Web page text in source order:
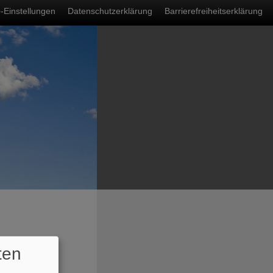
Einstellungen Datenschutzerklärung Barrierefreiheitserklärung